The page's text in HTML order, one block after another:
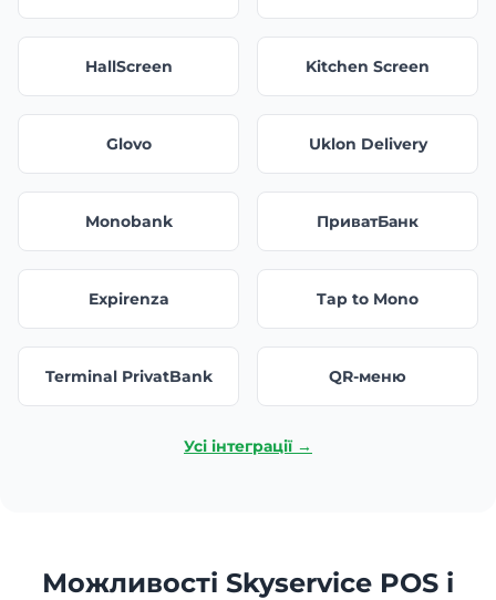
HallScreen Kitchen Screen
Glovo Uklon Delivery
Monobank ПриватБанк
Expirenza Tap to Mono
Terminal PrivatBank QR-меню
Усі інтеграції →
Можливості Skyservice POS і